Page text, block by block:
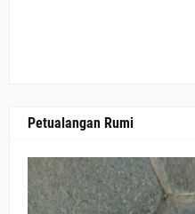
Petualangan Rumi